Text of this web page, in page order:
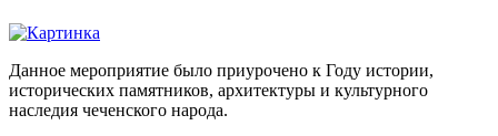
Данное мероприятие было приурочено к Году истории,
исторических памятников, архитектуры и культурного
наследия чеченского народа.